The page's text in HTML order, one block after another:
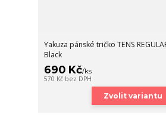
Yakuza pánské tričko TENS
Black
690 Kč/ks
570 Kč bez DPH
Zvolit variantu